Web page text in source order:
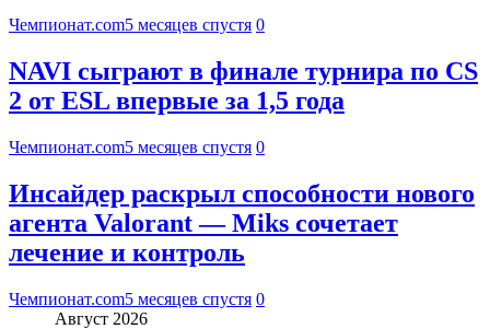
Чемпионат.com5 месяцев спустя 0
NAVI сыграют в финале турнира по CS
2 от ESL впервые за 1,5 года
Чемпионат.com5 месяцев спустя 0
Инсайдер раскрыл способности нового
агента Valorant — Miks сочетает
лечение и контроль
Чемпионат.com5 месяцев спустя 0
Август 2026